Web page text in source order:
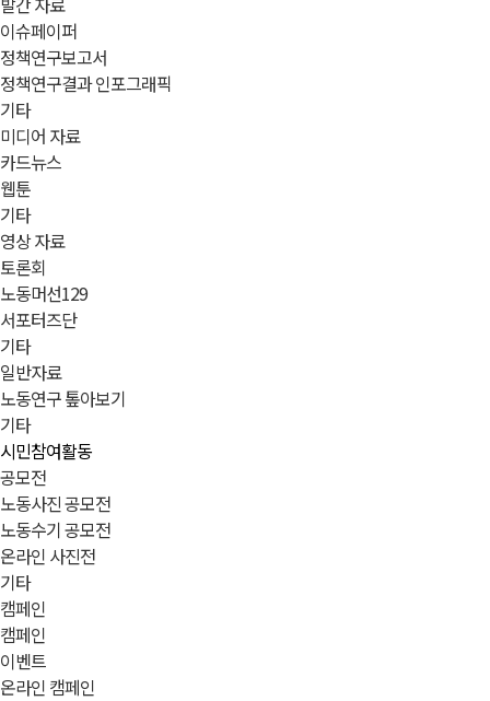
이슈페이퍼
정책연구보고서
정책연구결과 인포그래픽
기타
미디어 자료
카드뉴스
웹툰
기타
영상 자료
토론회
노동머선129
서포터즈단
기타
일반자료
노동연구 톺아보기
기타
시민참여활동
공모전
노동사진 공모전
노동수기 공모전
온라인 사진전
기타
캠페인
캠페인
이벤트
온라인 캠페인